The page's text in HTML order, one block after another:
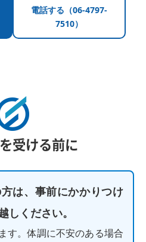
電話する（06-4797-
7510）
受ける前に
は、事前にかかりつけ
しください。
す。体調に不安のある場合